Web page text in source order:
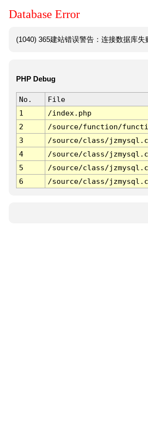
Database Error
(1040) 365建站错误警告：连接数据库
PHP Debug
No. File
1
/index.php
2
/source/function/
3
/source/class/
4
/source/class/
5
/source/class/
6
/source/class/